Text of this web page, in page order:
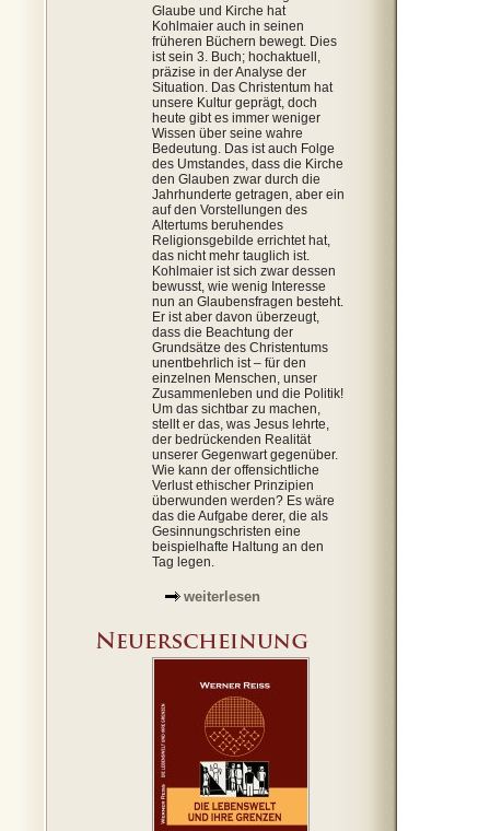
Glaube und Kirche hat
Kohlmaier auch in seinen
früheren Büchern bewegt. Dies
ist sein 3. Buch; hochaktuell,
präzise in der Analyse der
Situation. Das Christentum hat
unsere Kultur geprägt, doch
heute gibt es immer weniger
Wissen über seine wahre
Bedeutung. Das ist auch Folge
des Umstandes, dass die Kirche
den Glauben zwar durch die
Jahrhunderte getragen, aber ein
auf den Vorstellungen des
Altertums beruhendes
Religionsgebilde errichtet hat,
das nicht mehr tauglich ist.
Kohlmaier ist sich zwar dessen
bewusst, wie wenig Interesse
nun an Glaubensfragen besteht.
Er ist aber davon überzeugt,
dass die Beachtung der
Grundsätze des Christentums
unentbehrlich ist – für den
einzelnen Menschen, unser
Zusammenleben und die Politik!
Um das sichtbar zu machen,
stellt er das, was Jesus lehrte,
der bedrückenden Realität
unserer Gegenwart gegenüber.
Wie kann der offensichtliche
Verlust ethischer Prinzipien
überwunden werden? Es wäre
das die Aufgabe derer, die als
Gesinnungschristen eine
beispielhafte Haltung an den
Tag legen.
weiterlesen